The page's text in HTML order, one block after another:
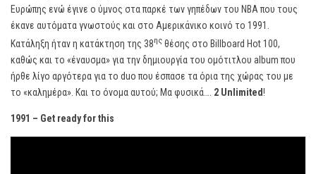
Ευρώπης ενώ έγινε ο ύμνος στα παρκέ των γηπέδων του ΝΒΑ που τους
έκανε αυτόματα γνωστούς και στο Αμερικάνικο κοινό το 1991.
Κατάληξη ήταν η κατάκτηση της 38ης θέσης στο Billboard Hot 100,
καθώς και το «έναυσμα» για την δημιουργία του ομότιτλου album που
ήρθε λίγο αργότερα για το duo που έσπασε τα όρια της χώρας του με
το «καλημέρα». Και το όνομα αυτού; Μα φυσικά…. 2 Unlimited!
1991 – Get readyforthis